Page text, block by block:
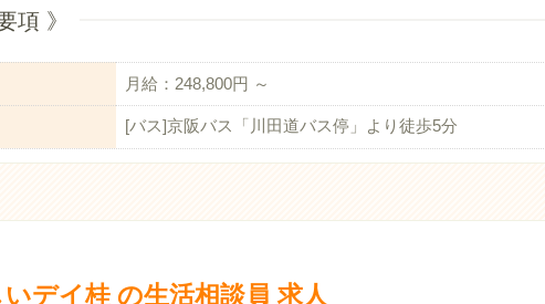
項 》
月給：248,800円 ～
[バス]京阪バス「川田道バス停」より徒歩5分
デイ桂 の生活相談員 求人